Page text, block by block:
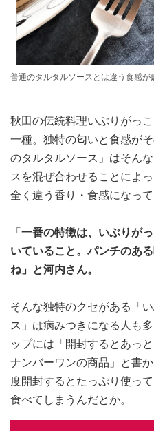
普通のタルタルソースとは違う食感が
秋田の伝統料理いぶりがっ
一種。独特の匂いと食感が
のタルタルソース」はそん
スを混ぜ合わせることによ
全く違う香り・食感になって
「一番の特徴は、いぶりが
いていること。パンチのあ
ね」と河内さん。
そんな独特のクセがある「
ス」は病みつきになる人も
ップには「開封するとあっ
ナンバーワンの商品」と書
度開封するとたっぷり使っ
食べてしまうんだとか。